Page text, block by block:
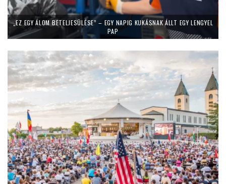
„EZ EGY ÁLOM BETELJESÜLÉSE” – EGY NAPIG KUKÁSNAK ÁLLT EGY LENGYEL
PAP